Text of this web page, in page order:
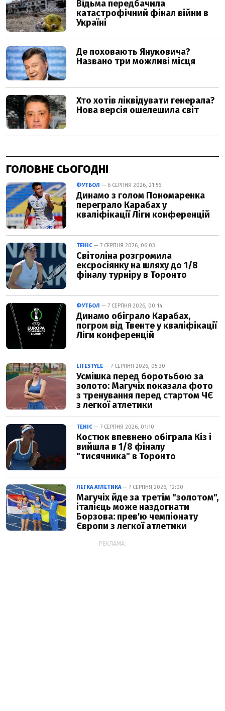
ГОЛОВНЕ СЬОГОДНІ
ФУТБОЛ — 6 СЕРПНЯ 2026, 21:56
Динамо з голом Пономаренка
переграло Карабах у
кваліфікації Ліги конференцій
ТЕНІС — 7 СЕРПНЯ 2026, 06:03
Світоліна розгромила
ексросіянку на шляху до 1/8
фіналу турніру в Торонто
ФУТБОЛ — 7 СЕРПНЯ 2026, 00:14
Динамо обіграло Карабах,
погром від Твенте у кваліфікації
Ліги конференцій
LIFESTYLE — 7 СЕРПНЯ 2026, 05:30
Усмішка перед боротьбою за
золото: Магучіх показала фото
з тренування перед стартом ЧЄ
з легкої атлетики
ТЕНІС — 7 СЕРПНЯ 2026, 01:10
Костюк впевнено обіграла Кіз і
вийшла в 1/8 фіналу
"тисячника" в Торонто
ЛЕГКА АТЛЕТИКА— 7 СЕРПНЯ 2026, 12:00
Магучіх йде за третім "золотом",
італієць може наздогнати
Борзова: прев'ю чемпіонату
Європи з легкої атлетики
РЕКЛАМА: